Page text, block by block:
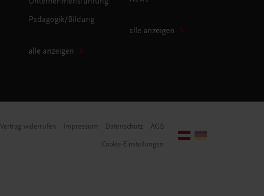
Pädagogik/Bildung
alle anzeigen
alle anzeigen
Vertrag widerrufen Impressum Datenschutz AGB
Cookie-Einstellungen